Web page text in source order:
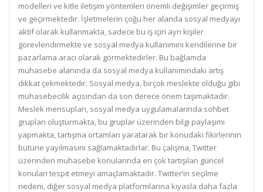
modelleri ve kitle iletişim yöntemleri önemli değişimler geçirmiş
ve geçirmektedir. İşletmelerin çoğu her alanda sosyal medyayı
aktif olarak kullanmakta, sadece bu iş için ayrı kişiler
görevlendirmekte ve sosyal medya kullanımını kendilerine bir
pazarlama aracı olarak görmektedirler. Bu bağlamda
muhasebe alanında da sosyal medya kullanımındaki artış
dikkat çekmektedir. Sosyal medya, birçok meslekte olduğu gibi
muhasebecilik açısından da son derece önem taşımaktadır.
Meslek mensupları, sosyal medya uygulamalarında sohbet
grupları oluşturmakta, bu gruplar üzerinden bilgi paylaşımı
yapmakta, tartışma ortamları yaratarak bir konudaki fikirlerinin
bütüne yayılmasını sağlamaktadırlar. Bu çalışma, Twitter
üzerinden muhasebe konularında en çok tartışılan güncel
konuları tespit etmeyi amaçlamaktadır. Twitter’ın seçilme
nedeni, diğer sosyal medya platformlarına kıyasla daha fazla